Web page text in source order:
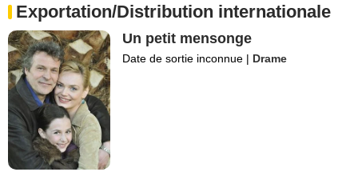
Exportation/Distribution internationale
Un petit mensonge
Date de sortie inconnue | Drame